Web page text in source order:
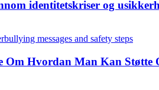
identitetskriser og
Hvordan Man Kan Støtte